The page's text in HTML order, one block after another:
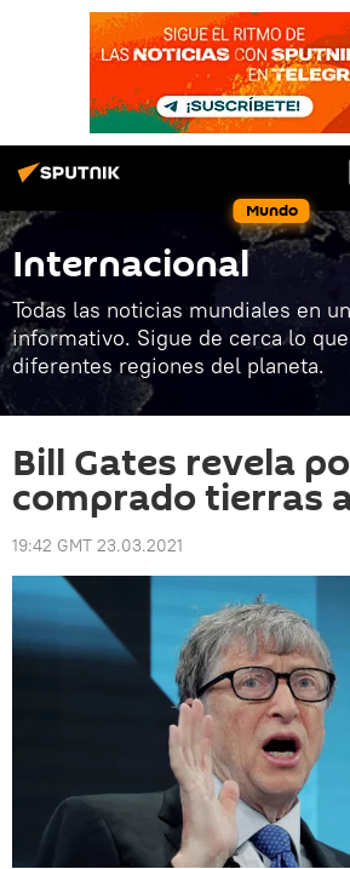
Mundo
Internacional
Todas las noticias mundiales en
informativo. Sigue de cerca lo
diferentes regiones del planeta.
Bill Gates revela
comprado tierras
19:42 GMT 23.03.2021